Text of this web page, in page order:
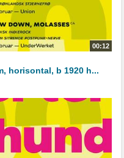
00:12
horisontal, b 1920 h...